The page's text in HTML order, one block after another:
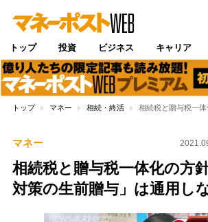
トップ 投資 ビジネス キャリア
トップ マネー 相続・終活 相続税と贈与税一
マネー
相続税と贈与税一体化の方
対策の生前贈与」は通用し